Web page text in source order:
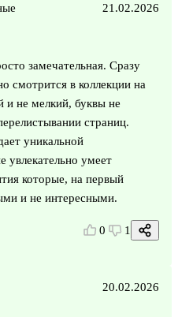
21.02.2026
замечательная. Сразу
смотрится в коллекции на
не мелкий, буквы не
страниц.
уникальной
увлекательно умеет
которые, на первый
и не интересными.
0 1
20.02.2026